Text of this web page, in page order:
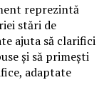
reprezintă
stări de
ajuta să clarifici
și să primești
adaptate